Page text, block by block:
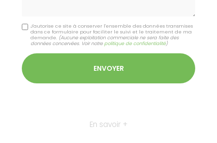
J'autorise ce site à conserver l'ensemble des données transmises
dans ce formulaire pour faciliter le suivi et le traitement de ma
demande. (Aucune exploitation commerciale ne sera faite des
données concervées. Voir notre politique de confidentialité)
En savoir +